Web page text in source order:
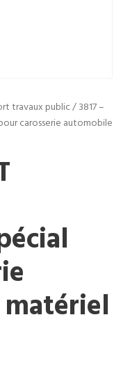
travaux public/ 3817 –
carosserie automobile